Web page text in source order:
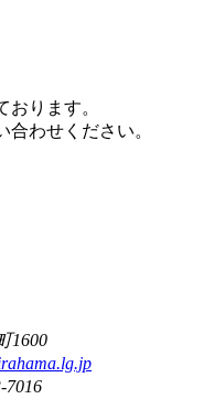
ります。
わせください。
1600
7016